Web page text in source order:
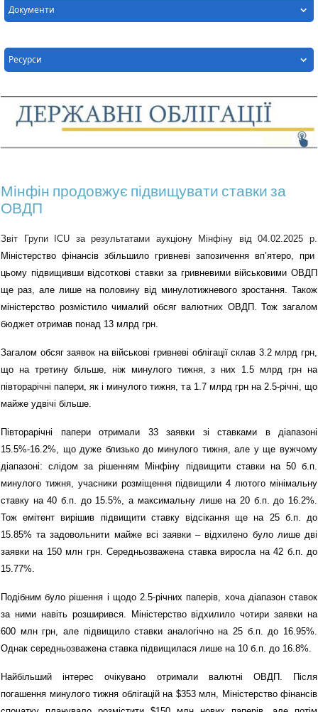
Документи
Ресурси
Мінфін продовжує підвищувати ставки за
ОВДП
Звіт Групи ICU за результатами аукціону Мінфіну від04.02.2025 р.
Міністерство фінансів збільшило гривневі запозичення вп’ятеро, при
цьому підвищивши відсоткові ставки за гривневими військовими ОВДП
ще раз, але лише на половину від минулотижневого зростання. Також
міністерство розмістило чималий обсяг валютних ОВДП. Тож загалом
бюджет отримав понад 13 млрд грн.
Загалом обсяг заявок на військові гривневі облігації склав 3.2 млрд грн,
що на третину більше, ніж минулого тижня, з них 1.5 млрд грн на
півторарічні папери, як і минулого тижня, та 1.7 млрд грн на 2.5-річні, що
майже удвічі більше.
Півторарічні папери отримали 33 заявки зі ставками в діапазоні
15.5%-16.2%, що дуже близько до минулого тижня, але у ще вужчому
діапазоні: слідом за рішенням Мінфіну підвищити ставки на 50 б.п.
минулого тижня, учасники розміщення підвищили4лютого мінімальну
ставку на 40 б.п. до 15.5%, а максимальну лише на 20 б.п. до 16.2%.
Тож емітент вирішив підвищити ставку відсікання ще на 25 б.п. до
15.85% та задовольнити майже всі заявки – відхилено було лише дві
заявки на 150 млн грн. Середньозважена ставка виросла на 42 б.п. до
15.77%.
Подібним було рішення і щодо 2.5-річних паперів, хоча діапазон ставок
за ними навіть розширився. Міністерство відхилило чотири заявки на
600 млн грн, але підвищило ставки аналогічно на 25 б.п. до 16.95%.
Однак середньозважена ставка підвищилася лише на 10 б.п. до 16.8%.
Найбільший інтерес очікувано отримали валютні ОВДП. Після
погашення минулого тижня облігацій на $353 млн, Міністерство фінансів